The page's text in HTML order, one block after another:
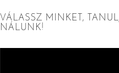
VÁLASSZ MINKET, TANULJ
NÁLUNK!